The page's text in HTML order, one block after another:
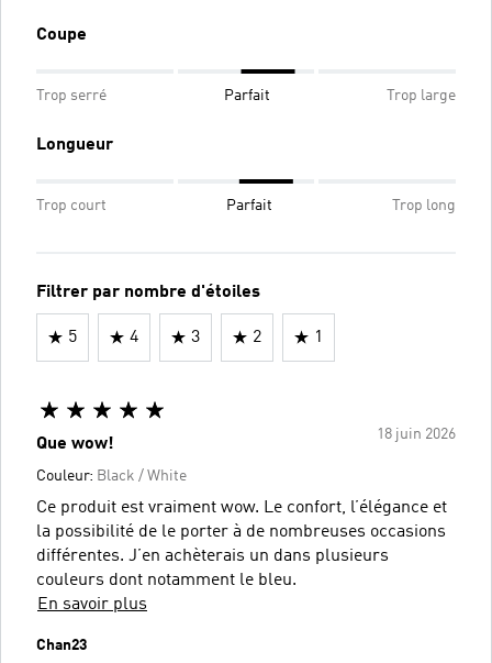
Coupe
Trop serré Parfait Trop large
Longueur
Trop court Parfait Trop long
Filtrer par nombre d'étoiles
5 4 3 2 1
18 juin 2026
Que wow!
Couleur: Black / White
Ce produit est vraiment wow. Le confort, l’élégance et
la possibilité de le porter à de nombreuses occasions
différentes. J’en achèterais un dans plusieurs
couleurs dont notamment le bleu.
En savoir plus
Chan23